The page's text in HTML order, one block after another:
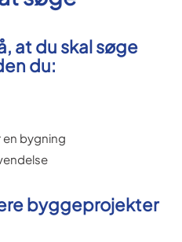
at du skal søge
du:
en bygning
byggeprojekter